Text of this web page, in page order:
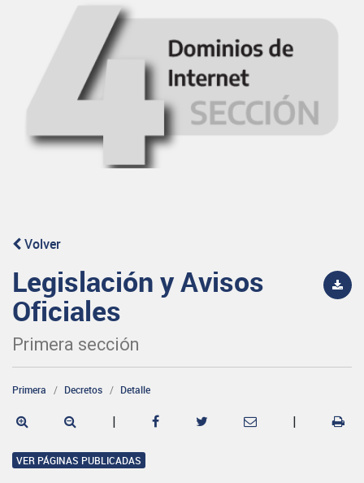
Volver
Legislación y Avisos
Oficiales
Primera sección
Primera Decretos Detalle
| |
VER PÁGINAS PUBLICADAS